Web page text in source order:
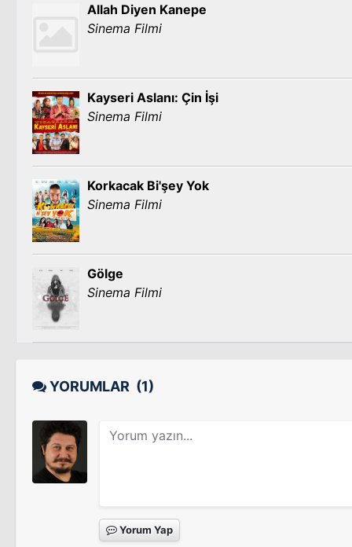
Allah Diyen Kanepe
Sinema Filmi
Kayseri Aslanı: Çin İşi
Sinema Filmi
Korkacak Bi'şey Yok
Sinema Filmi
Gölge
Sinema Filmi
YORUMLAR (1)
Yorum Yap